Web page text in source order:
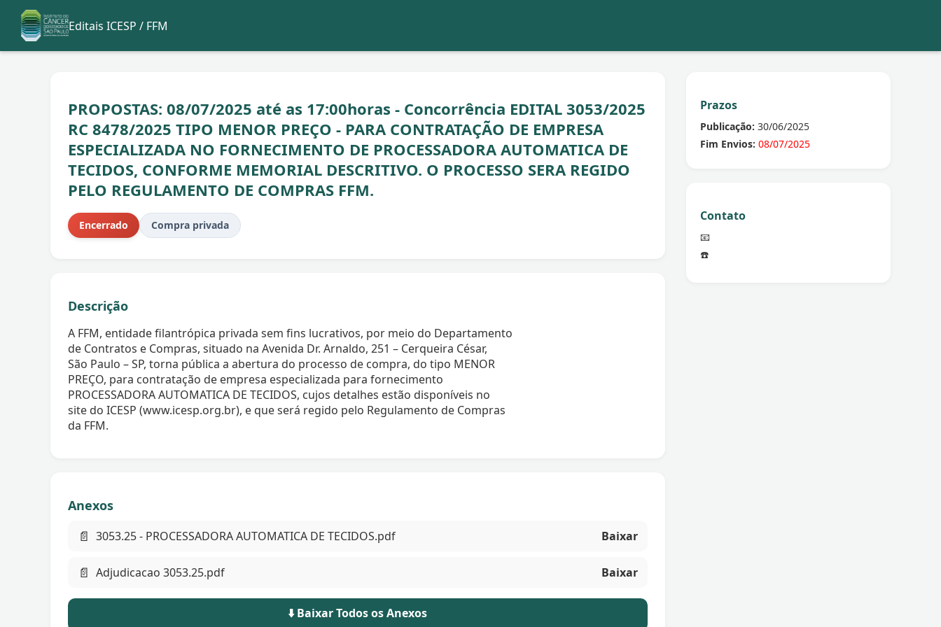
Editais ICESP / FFM
PROPOSTAS: 08/07/2025 até as 17:00horas - Concorrência EDITAL 3053/2025
RC 8478/2025 TIPO MENOR PREÇO - PARA CONTRATAÇÃO DE EMPRESA
ESPECIALIZADA NO FORNECIMENTO DE PROCESSADORA AUTOMATICA DE
TECIDOS, CONFORME MEMORIAL DESCRITIVO. O PROCESSO SERA REGIDO
PELO REGULAMENTO DE COMPRAS FFM.
Encerrado Compra privada
Descrição
A FFM, entidade filantrópica privada sem fins lucrativos, por meio do Departamento
de Contratos e Compras, situado na Avenida Dr. Arnaldo, 251 – Cerqueira César,
São Paulo – SP, torna pública a abertura do processo de compra, do tipo MENOR
PREÇO, para contratação de empresa especializada para fornecimento
PROCESSADORA AUTOMATICA DE TECIDOS, cujos detalhes estão disponíveis no
site do ICESP (www.icesp.org.br), e que será regido pelo Regulamento de Compras
da FFM.
Anexos
📄 3053.25 - PROCESSADORA AUTOMATICA DE TECIDOS.pdf Baixar
📄 Adjudicacao 3053.25.pdf Baixar
⬇️ Baixar Todos os Anexos
Prazos
Publicação: 30/06/2025
Fim Envios: 08/07/2025
Contato
📧
☎️